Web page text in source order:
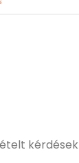
kérdések